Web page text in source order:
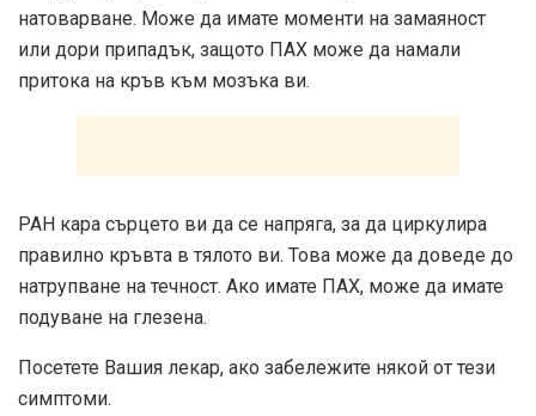
натоварване. Може да имате моменти на замаяност
или дори припадък, защото ПАХ може да намали
притока на кръв към мозъка ви.
PAH кара сърцето ви да се напряга, за да циркулира
правилно кръвта в тялото ви. Това може да доведе до
натрупване на течност. Ако имате ПАХ, може да имате
подуване на глезена.
Посетете Вашия лекар, ако забележите някой от тези
симптоми.